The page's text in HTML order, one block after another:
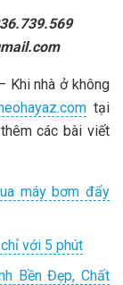
Khi nhà ở không
tại
các bài viết
máy bơm đẩy
với 5 phút
Bền Đẹp, Chất